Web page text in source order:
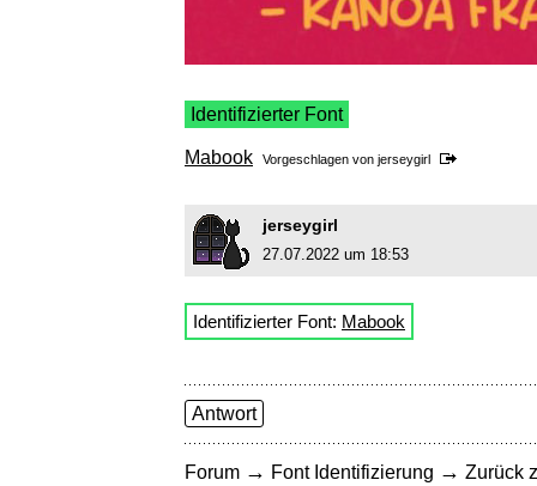
Identifizierter Font
Mabook Vorgeschlagen von jerseygirl
jerseygirl
27.07.2022 um 18:53
Identifizierter Font: Mabook
Antwort
Forum → Font Identifizierung → Zurück